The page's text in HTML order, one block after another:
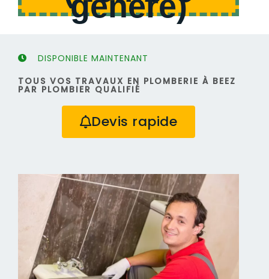
DISPONIBLE MAINTENANT
TOUS VOS TRAVAUX EN PLOMBERIE À BEEZ
PAR PLOMBIER QUALIFIÉ
Devis rapide